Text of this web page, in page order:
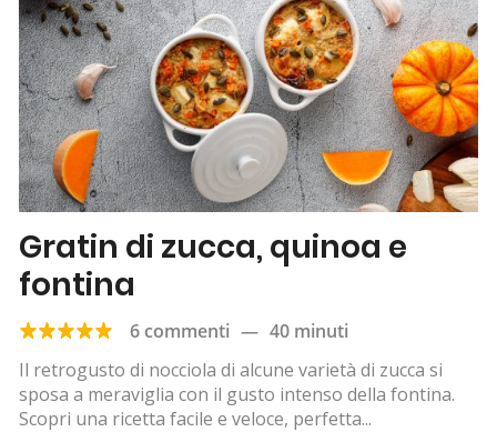
Gratin di zucca, quinoa e
fontina
6 commenti — 40 minuti
Il retrogusto di nocciola di alcune varietà di zucca si
sposa a meraviglia con il gusto intenso della fontina.
Scopri una ricetta facile e veloce, perfetta...